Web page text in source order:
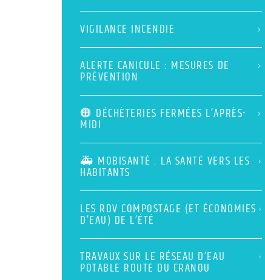
VIGILANCE INCENDIE
ALERTE CANICULE : MESURES DE
PRÉVENTION
🟠 DÉCHÈTERIES FERMÉES L’APRÈS-
MIDI
🚑 MOBISANTÉ : LA SANTÉ VERS LES
HABITANTS
LES RDV COMPOSTAGE (ET ÉCONOMIES
D’EAU) DE L’ÉTÉ
TRAVAUX SUR LE RÉSEAU D’EAU
POTABLE ROUTE DU CRANOU